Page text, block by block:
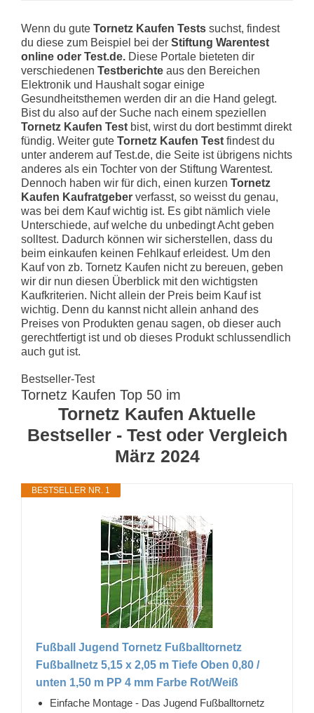
Wenn du gute Tornetz Kaufen Tests suchst, findest
du diese zum Beispiel bei der Stiftung Warentest
online oder Test.de. Diese Portale bieteten dir
verschiedenen Testberichte aus den Bereichen
Elektronik und Haushalt sogar einige
Gesundheitsthemen werden dir an die Hand gelegt.
Bist du also auf der Suche nach einem speziellen
Tornetz Kaufen Test bist, wirst du dort bestimmt direkt
fündig. Weiter gute Tornetz Kaufen Test findest du
unter anderem auf Test.de, die Seite ist übrigens nichts
anderes als ein Tochter von der Stiftung Warentest.
Dennoch haben wir für dich, einen kurzen Tornetz
Kaufen Kaufratgeber verfasst, so weisst du genau,
was bei dem Kauf wichtig ist. Es gibt nämlich viele
Unterschiede, auf welche du unbedingt Acht geben
solltest. Dadurch können wir sicherstellen, dass du
beim einkaufen keinen Fehlkauf erleidest. Um den
Kauf von zb. Tornetz Kaufen nicht zu bereuen, geben
wir dir nun diesen Überblick mit den wichtigsten
Kaufkriterien. Nicht allein der Preis beim Kauf ist
wichtig. Denn du kannst nicht allein anhand des
Preises von Produkten genau sagen, ob dieser auch
gerechtfertigt ist und ob dieses Produkt schlussendlich
auch gut ist.
Bestseller-Test
Tornetz Kaufen Top 50 im
Tornetz Kaufen Aktuelle
Bestseller - Test oder Vergleich
März 2024
BESTSELLER NR. 1
Fußball Jugend Tornetz Fußballtornetz
Fußballnetz 5,15 x 2,05 m Tiefe Oben 0,80 /
unten 1,50 m PP 4 mm Farbe Rot/Weiß
Einfache Montage - Das Jugend Fußballtornetz